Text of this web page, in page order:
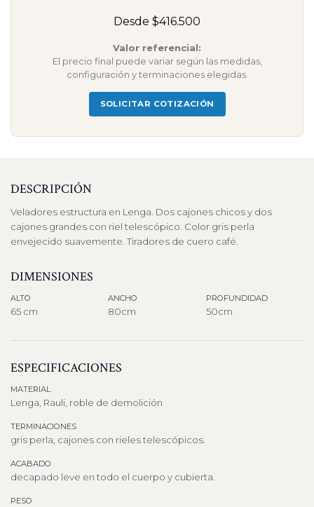
Desde $416.500
Valor referencial:
El precio final puede variar según las medidas,
configuración y terminaciones elegidas.
SOLICITAR COTIZACIÓN
DESCRIPCIÓN
Veladores estructura en Lenga. Dos cajones chicos y dos
cajones grandes con riel telescópico. Color gris perla
envejecido suavemente. Tiradores de cuero café.
DIMENSIONES
ALTO
65 cm
ANCHO
80cm
PROFUNDIDAD
50cm
ESPECIFICACIONES
MATERIAL
Lenga, Rauli, roble de demolición
TERMINACIONES
gris perla, cajones con rieles telescópicos.
ACABADO
decapado leve en todo el cuerpo y cubierta.
PESO